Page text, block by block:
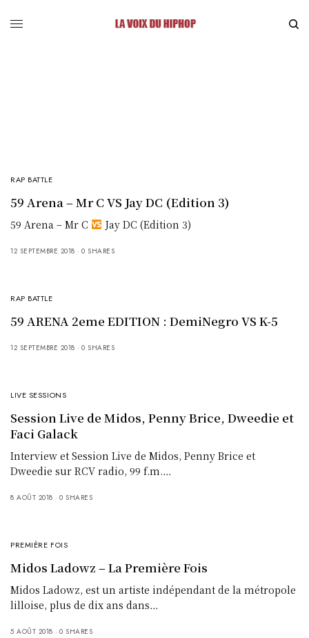
RAP BATTLE
59 Arena – Mr C VS Jay DC (Edition 3)
59 Arena – Mr C Jay DC (Edition 3)
12 SEPTEMBRE 2018 0 SHARES
RAP BATTLE
59 ARENA 2eme EDITION : DemiNegro VS K-5
12 SEPTEMBRE 2018 0 SHARES
LIVE SESSIONS
Session Live de Midos, Penny Brice, Dweedie et
Faci Galack
Interview et Session Live de Midos, Penny Brice et
Dweedie sur RCV radio, 99 f.m.…
8 AOÛT 2018 0 SHARES
PREMIÈRE FOIS
Midos Ladowz – La Première Fois
Midos Ladowz, est un artiste indépendant de la métropole
lilloise, plus de dix ans dans…
5 AOÛT 2018 0 SHARES